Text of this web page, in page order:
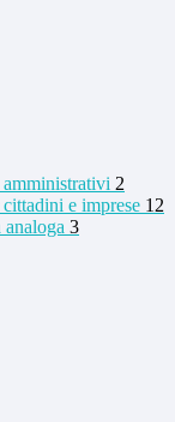
2
e imprese 12
3